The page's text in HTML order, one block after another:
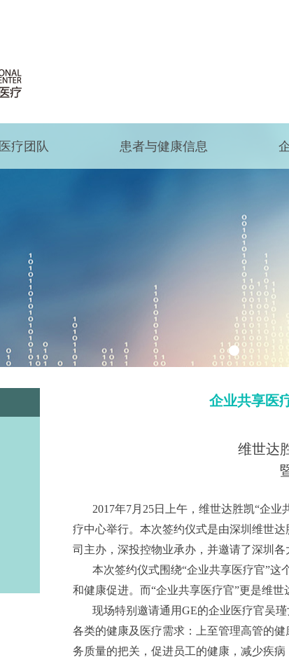
医疗团队 患者与健康信息
企业共享医
维世达
2017年7月25日上午，维世达胜凯“企
疗中心举行。本次签约仪式是由深圳维世
司主办，深投控物业承办，并邀请了深圳
本次签约仪式围绕“企业共享医疗官”这
和健康促进。而“企业共享医疗官”更是维世
现场特别邀请通用GE的企业医疗官吴
各类的健康及医疗需求：上至管理高管的
务质量的把关，促进员工的健康，减少疾